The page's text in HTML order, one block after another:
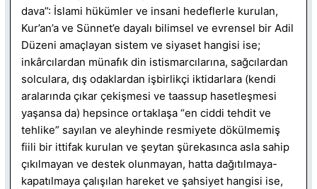
dava”: İslami hükümler ve insani hedeflerle kurulan,
Kur’an’a ve Sünnet’e dayalı bilimsel ve evrensel bir Adil
Düzeni amaçlayan sistem ve siyaset hangisi ise;
inkârcılardan münafık din istismarcılarına, sağcılardan
solculara, dış odaklardan işbirlikçi iktidarlara (kendi
aralarında çıkar çekişmesi ve taassup hasetleşmesi
yaşansa da) hepsince ortaklaşa “en ciddi tehdit ve
tehlike” sayılan ve aleyhinde resmiyete dökülmemiş
fiili bir ittifak kurulan ve şeytan şürekasınca asla sahip
çıkılmayan ve destek olunmayan, hatta dağıtılmaya-
kapatılmaya çalışılan hareket ve şahsiyet hangisi ise,